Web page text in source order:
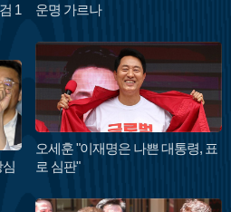
1
운명 가르나
오세훈 "이재명은 나쁜 대통령, 표
로 심판"